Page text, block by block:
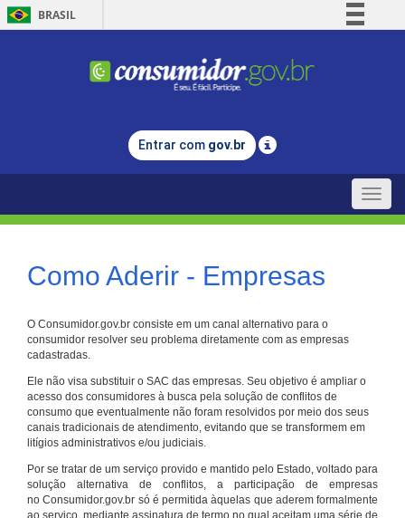
BRASIL
Comunica BR
Legislação
Entrar com gov.br
Toggle
Como Aderir - Empresas
O Consumidor.gov.br consiste em um canal alternativo para o
consumidor resolver seu problema diretamente com as empresas
cadastradas.
Ele não visa substituir o SAC das empresas. Seu objetivo é ampliar o
acesso dos consumidores à busca pela solução de conflitos de
consumo que eventualmente não foram resolvidos por meio dos seus
canais tradicionais de atendimento, evitando que se transformem em
litígios administrativos e/ou judiciais.
Por se tratar de um serviço provido e mantido pelo Estado, voltado para
solução alternativa de conflitos, a participação de empresas
no Consumidor.gov.br só é permitida àquelas que aderem formalmente